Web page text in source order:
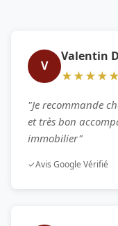
V
Valentin
★★★★★
"Je recommande
et très bon
immobilier"
✓Avis Google Vérifié